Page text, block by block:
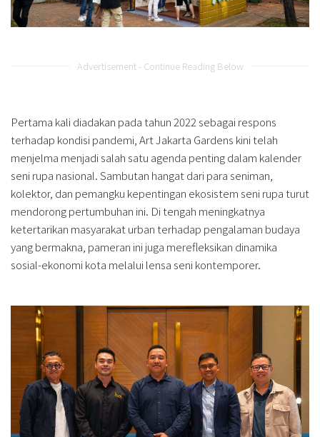
Advertisement - Continue Reading Below
Pertama kali diadakan pada tahun 2022 sebagai respons
terhadap kondisi pandemi, Art Jakarta Gardens kini telah
menjelma menjadi salah satu agenda penting dalam kalender
seni rupa nasional. Sambutan hangat dari para seniman,
kolektor, dan pemangku kepentingan ekosistem seni rupa turut
mendorong pertumbuhan ini. Di tengah meningkatnya
ketertarikan masyarakat urban terhadap pengalaman budaya
yang bermakna, pameran ini juga merefleksikan dinamika
sosial-ekonomi kota melalui lensa seni kontemporer.